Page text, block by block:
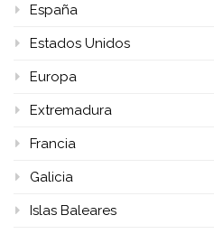
España
Estados Unidos
Europa
Extremadura
Francia
Galicia
Islas Baleares